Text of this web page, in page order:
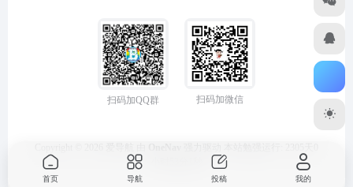
扫码加QQ群 扫码加微信
首页 导航 投稿 我的